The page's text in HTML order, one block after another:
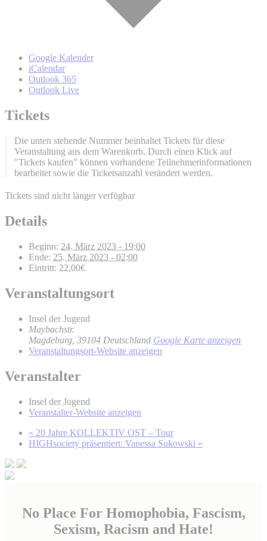
Google Kalender
iCalendar
Outlook 365
Outlook Live
Tickets
Die unten stehende Nummer beinhaltet Tickets für diese
Veranstaltung aus dem Warenkorb. Durch einen Klick auf
"Tickets kaufen" können vorhandene Teilnehmerinformationen
bearbeitet sowie die Ticketsanzahl verändert werden.
Tickets sind nicht länger verfügbar
Details
Beginn: 24. März 2023 - 19:00
Ende: 25. März 2023 - 02:00
Eintritt: 22,00€
Veranstaltungsort
Insel der Jugend
Maybachstr.
Magdeburg 39104 Deutschland Google Karte anzeigen
Veranstaltungsort-Website anzeigen
Veranstalter
Insel der Jugend
Veranstalter-Website anzeigen
« 20 Jahre KOLLEKTIV OST – Tour
HIGHsociety präsentiert: Vanessa Sukowski »
No Place For Homophobia, Fascism,
Sexism, Racism and Hate!